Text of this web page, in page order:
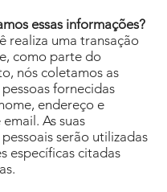
essas informações?
realiza uma transação
como parte do
nós coletamos as
fornecidas
endereço e
As suas
serão utilizadas
específicas citadas